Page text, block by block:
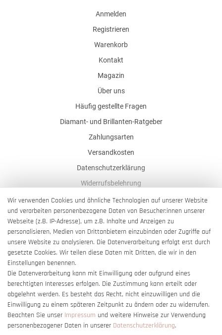
Anmelden
Registrieren
Warenkorb
Kontakt
Magazin
Über uns
Häufig gestellte Fragen
Diamant- und Brillanten-Ratgeber
Zahlungsarten
Versandkosten
Datenschutzerklärung
Widerrufsbelehrung
AGB
Impressum
Barrierefreiheitserklärung
Vertrag widerrufen
Wir verwenden Cookies und ähnliche Technologien auf unserer Website
und verarbeiten personenbezogene Daten von Besucher:innen unserer
Webseite (z.B. IP-Adresse), um z.B. Inhalte und Anzeigen zu
personalisieren, Medien von Drittanbietern einzubinden oder Zugriffe auf
unsere Website zu analysieren. Die Datenverarbeitung erfolgt erst durch
gesetzte Cookies. Wir teilen diese Daten mit Dritten, die wir in den
Einstellungen benennen.
Die Datenverarbeitung kann mit Einwilligung oder aufgrund eines
berechtigten Interesses erfolgen. Die Zustimmung kann erteilt oder
abgelehnt werden. Es besteht das Recht, nicht einzuwilligen und die
Einwilligung zu einem späteren Zeitpunkt zu ändern oder zu widerrufen.
Beachten Sie unser Impressum und weitere Hinweise zur Verwendung
personenbezogener Daten in unserer Daten­schutz­erklärung.